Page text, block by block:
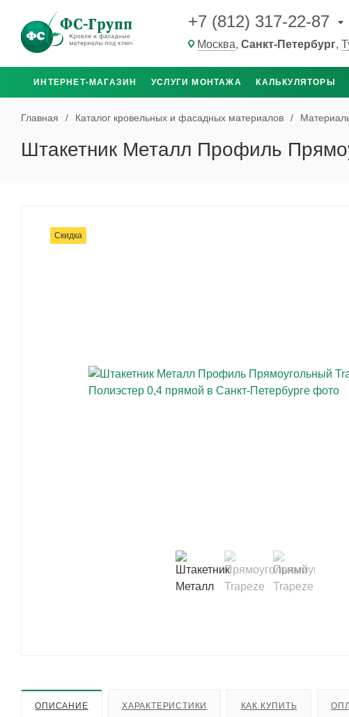
+7 (812) 317-22-87
Москва, Санкт-Петербург,
ИНТЕРНЕТ-МАГАЗИН УСЛУГИ МОНТАЖА КАЛЬКУЛЯТОРЫ
Главная / Каталог кровельных и фасадных материалов /
Штакетник Металл Профиль
Скидка
ОПИСАНИЕ ХАРАКТЕРИСТИКИ КАК КУПИТЬ